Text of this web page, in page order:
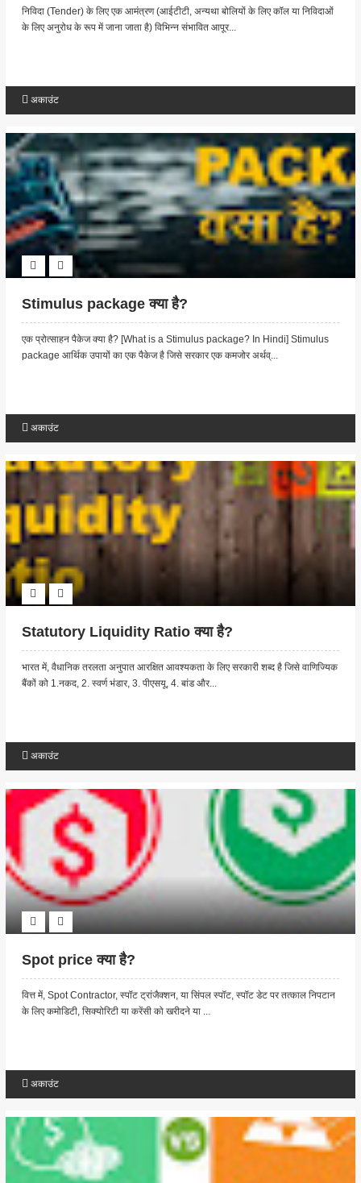
निविदा (Tender) के लिए एक आमंत्रण (आईटीटी, अन्यथा बोलियों के लिए कॉल या निविदाओं
के लिए अनुरोध के रूप में जाना जाता है) विभिन्न संभावित आपूर...
अकाउंट
Stimulus package क्या है?
एक प्रोत्साहन पैकेज क्या है? [What is a Stimulus package? In Hindi] Stimulus
package आर्थिक उपायों का एक पैकेज है जिसे सरकार एक कमजोर अर्थव्...
अकाउंट
Statutory Liquidity Ratio क्या है?
भारत में, वैधानिक तरलता अनुपात आरक्षित आवश्यकता के लिए सरकारी शब्द है जिसे वाणिज्यिक
बैंकों को 1.नकद, 2. स्वर्ण भंडार, 3. पीएसयू, 4. बांड और...
अकाउंट
Spot price क्या है?
वित्त में, Spot Contractor, स्पॉट ट्रांजैक्शन, या सिंपल स्पॉट, स्पॉट डेट पर तत्काल निपटान
के लिए कमोडिटी, सिक्योरिटी या करेंसी को खरीदने या ...
अकाउंट